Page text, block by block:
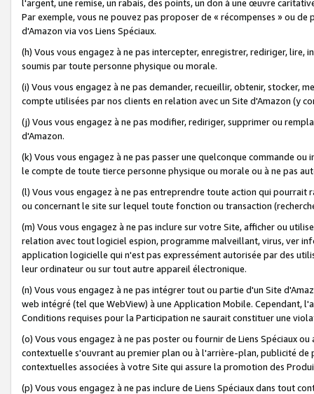
l'argent, une remise, un rabais, des points, un don à une œuvre
Par exemple, vous ne pouvez pas proposer de « récompenses » ou
d'Amazon via vos Liens Spéciaux.
(h) Vous vous engagez à ne pas intercepter, enregistrer, rediriger,
soumis par toute personne physique ou morale.
(i) Vous vous engagez à ne pas demander, recueillir, obtenir, stocker,
compte utilisées par nos clients en relation avec un Site d'Amazon (y
(j) Vous vous engagez à ne pas modifier, rediriger, supprimer ou
d'Amazon.
(k) Vous vous engagez à ne pas passer une quelconque commande
le compte de toute tierce personne physique ou morale ou à ne pas
(l) Vous vous engagez à ne pas entreprendre toute action qui
ou concernant le site sur lequel toute fonction ou transaction
(m) Vous vous engagez à ne pas inclure sur votre Site, afficher ou
relation avec tout logiciel espion, programme malveillant, virus, ver
application logicielle qui n'est pas expressément autorisée par des
leur ordinateur ou sur tout autre appareil électronique.
(n) Vous vous engagez à ne pas intégrer tout ou partie d'un Site
web intégré (tel que WebView) à une Application Mobile. Cependant,
Conditions requises pour la Participation ne saurait constituer une
(o) Vous vous engagez à ne pas poster ou fournir de Liens Spéciaux
contextuelle s'ouvrant au premier plan ou à l'arrière-plan, publicité
contextuelles associées à votre Site qui assure la promotion des
(p) Vous vous engagez à ne pas inclure de Liens Spéciaux dans tout